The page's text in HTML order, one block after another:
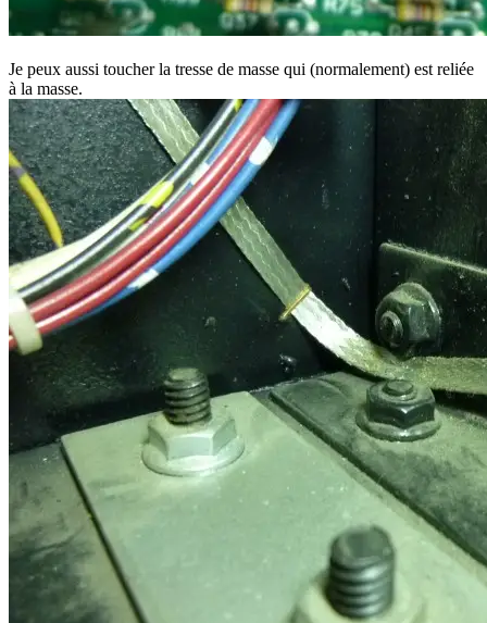
Je peux aussi toucher la tresse de masse qui (normalement) est reliée
à la masse.